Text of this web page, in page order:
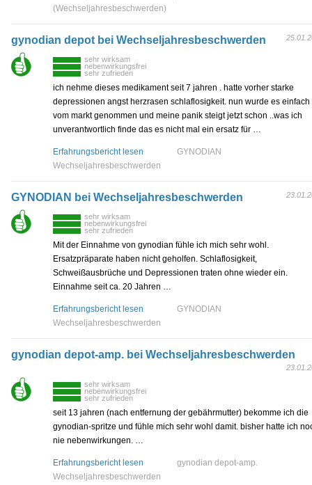
(Wechseljahresbeschwerden)
gynodian depot bei Wechseljahresbeschwerden
sehr wirksam
nebenwirkungsfrei
sehr zufrieden
ich nehme dieses medikament seit 7 jahren . hatte vorher starke
depressionen angst herzrasen schlaflosigkeit. nun wurde es einfach
vom markt genommen und meine panik steigt jetzt schon ..was ich
unverantwortlich finde das es nicht mal ein ersatz für …
Erfahrungsbericht lesen
GYNODIAN
Wechseljahresbeschwerden
GYNODIAN bei Wechseljahresbeschwerden
sehr wirksam
nebenwirkungsfrei
sehr zufrieden
Mit der Einnahme von gynodian fühle ich mich sehr wohl.
Ersatzpräparate haben nicht geholfen. Schlaflosigkeit,
Schweißausbrüche und Depressionen traten ohne wieder ein.
Einnahme seit ca. 20 Jahren …
Erfahrungsbericht lesen
GYNODIAN
Wechseljahresbeschwerden
gynodian depot-amp. bei Wechseljahresbeschwerden
sehr wirksam
nebenwirkungsfrei
sehr zufrieden
seit 13 jahren (nach entfernung der gebährmutter) bekomme ich die
gynodian-spritze und fühle mich sehr wohl damit. bisher hatte ich
nie nebenwirkungen. …
Erfahrungsbericht lesen
gynodian depot-amp.
Wechseljahresbeschwerden